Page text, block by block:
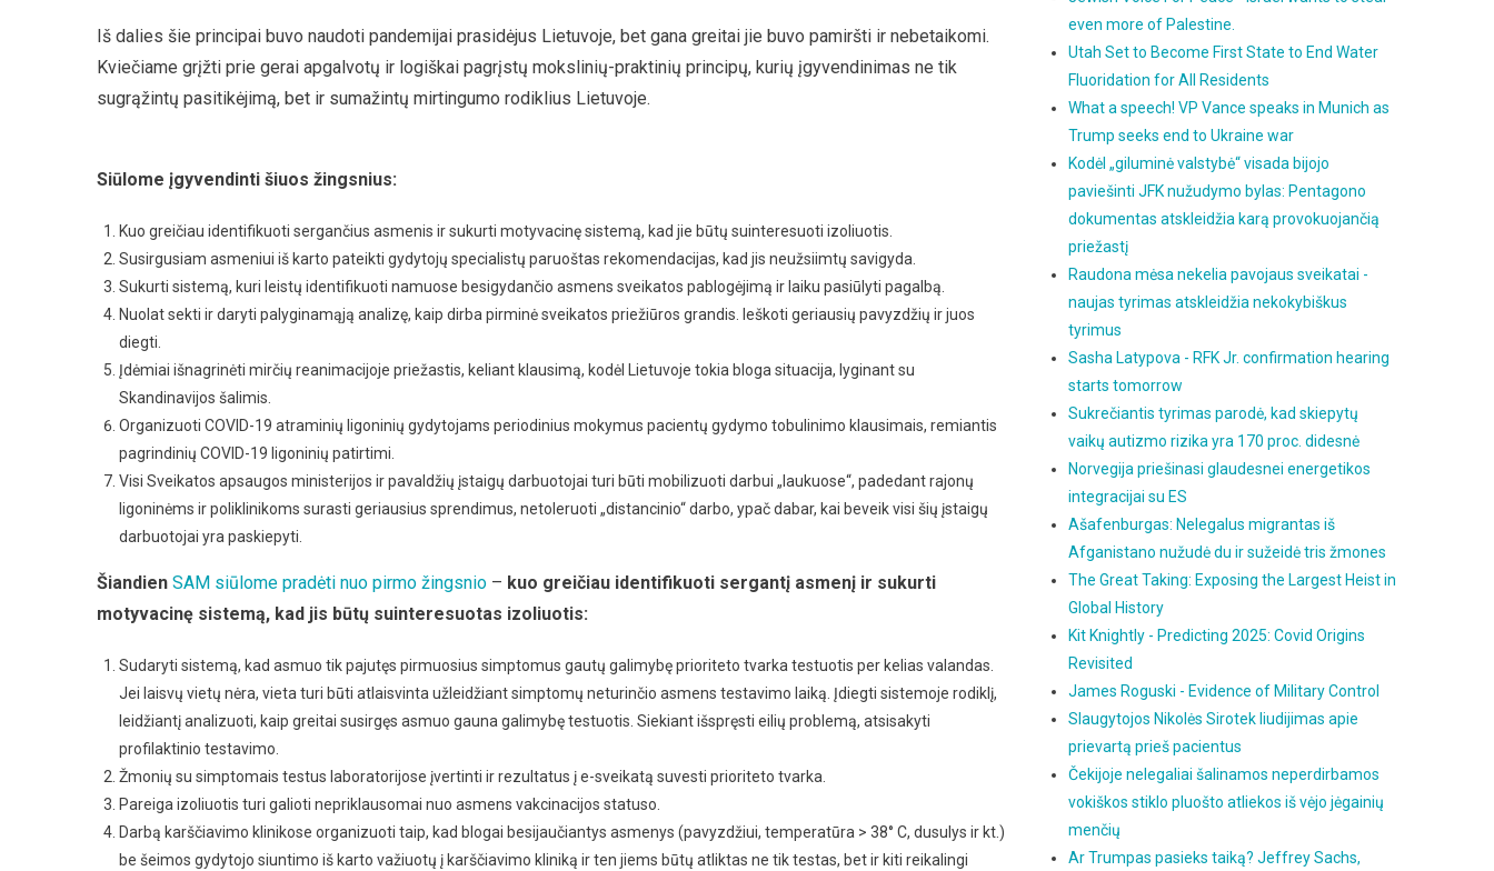
Iš dalies šie principai buvo naudoti pandemijai prasidėjus Lietuvoje, bet gana greitai jie buvo pamiršti ir nebetaikomi.
Kviečiame grįžti prie gerai apgalvotų ir logiškai pagrįstų mokslinių-praktinių principų, kurių įgyvendinimas ne tik
sugrąžintų pasitikėjimą, bet ir sumažintų mirtingumo rodiklius Lietuvoje.
Siūlome įgyvendinti šiuos žingsnius:
Kuo greičiau identifikuoti sergančius asmenis ir sukurti motyvacinę sistemą, kad jie būtų suinteresuoti izoliuotis.
Susirgusiam asmeniui iš karto pateikti gydytojų specialistų paruoštas rekomendacijas, kad jis neužsiimtų savigyda.
Sukurti sistemą, kuri leistų identifikuoti namuose besigydančio asmens sveikatos pablogėjimą ir laiku pasiūlyti pagalbą.
Nuolat sekti ir daryti palyginamąją analizę, kaip dirba pirminė sveikatos priežiūros grandis. Ieškoti geriausių pavyzdžių ir juos
diegti.
Įdėmiai išnagrinėti mirčių reanimacijoje priežastis, keliant klausimą, kodėl Lietuvoje tokia bloga situacija, lyginant su
Skandinavijos šalimis.
Organizuoti COVID-19 atraminių ligoninių gydytojams periodinius mokymus pacientų gydymo tobulinimo klausimais, remiantis
pagrindinių COVID-19 ligoninių patirtimi.
Visi Sveikatos apsaugos ministerijos ir pavaldžių įstaigų darbuotojai turi būti mobilizuoti darbui „laukuose“, padedant rajonų
ligoninėms ir poliklinikoms surasti geriausius sprendimus, netoleruoti „distancinio“ darbo, ypač dabar, kai beveik visi šių įstaigų
darbuotojai yra paskiepyti.
Šiandien SAM siūlome pradėti nuo pirmo žingsnio – kuo greičiau identifikuoti sergantį asmenį ir sukurti
motyvacinę sistemą, kad jis būtų suinteresuotas izoliuotis:
Sudaryti sistemą, kad asmuo tik pajutęs pirmuosius simptomus gautų galimybę prioriteto tvarka testuotis per kelias valandas.
Jei laisvų vietų nėra, vieta turi būti atlaisvinta užleidžiant simptomų neturinčio asmens testavimo laiką. Įdiegti sistemoje rodiklį,
leidžiantį analizuoti, kaip greitai susirgęs asmuo gauna galimybę testuotis. Siekiant išspręsti eilių problemą, atsisakyti
profilaktinio testavimo.
Žmonių su simptomais testus laboratorijose įvertinti ir rezultatus į e-sveikatą suvesti prioriteto tvarka.
Pareiga izoliuotis turi galioti nepriklausomai nuo asmens vakcinacijos statuso.
Darbą karščiavimo klinikose organizuoti taip, kad blogai besijaučiantys asmenys (pavyzdžiui, temperatūra > 38° C, dusulys ir kt.)
be šeimos gydytojo siuntimo iš karto važiuotų į karščiavimo kliniką ir ten jiems būtų atliktas ne tik testas, bet ir kiti reikalingi
even more of Palestine.
Utah Set to Become First State to End Water
Fluoridation for All Residents
What a speech! VP Vance speaks in Munich as
Trump seeks end to Ukraine war
Kodėl „giluminė valstybė“ visada bijojo
paviešinti JFK nužudymo bylas: Pentagono
dokumentas atskleidžia karą provokuojančią
priežastį
Raudona mėsa nekelia pavojaus sveikatai -
naujas tyrimas atskleidžia nekokybiškus
tyrimus
Sasha Latypova - RFK Jr. confirmation hearing
starts tomorrow
Sukrečiantis tyrimas parodė, kad skiepytų
vaikų autizmo rizika yra 170 proc. didesnė
Norvegija priešinasi glaudesnei energetikos
integracijai su ES
Ašafenburgas: Nelegalus migrantas iš
Afganistano nužudė du ir sužeidė tris žmones
The Great Taking: Exposing the Largest Heist in
Global History
Kit Knightly - Predicting 2025: Covid Origins
Revisited
James Roguski - Evidence of Military Control
Slaugytojos Nikolės Sirotek liudijimas apie
prievartą prieš pacientus
Čekijoje nelegaliai šalinamos neperdirbamos
vokiškos stiklo pluošto atliekos iš vėjo jėgainių
menčių
Ar Trumpas pasieks taiką? Jeffrey Sachs,